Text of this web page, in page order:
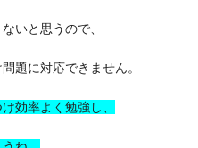
いと思うので、
題に対応できません。
効率よく勉強し、